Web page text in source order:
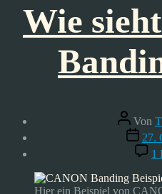
Wie
Von
27.
1
Hier ein Beispiel von